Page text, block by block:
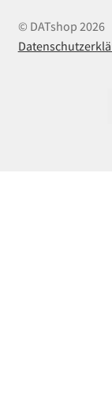
© DATshop 2026